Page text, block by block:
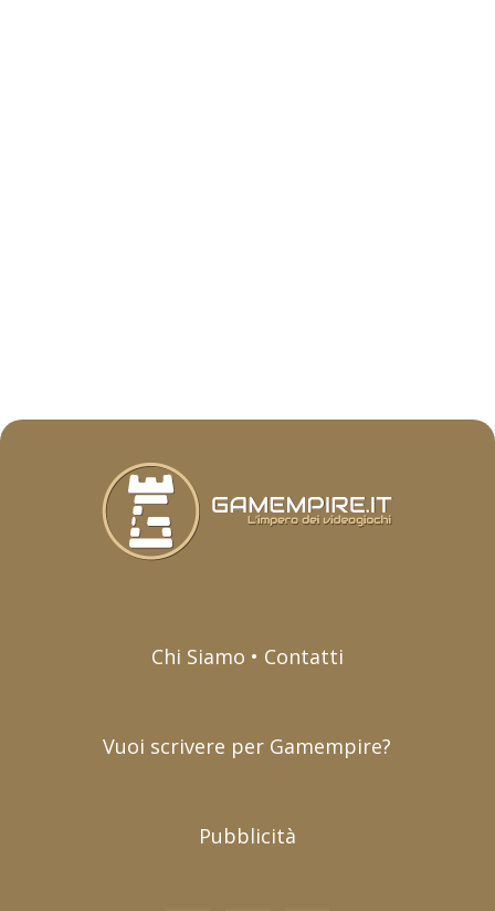
Chi Siamo • Contatti
Vuoi scrivere per Gamempire?
Pubblicità